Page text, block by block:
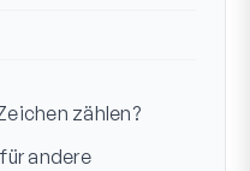
zählen?
andere